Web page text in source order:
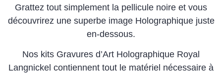
Grattez tout simplement la pellicule noire et vous
découvrirez une superbe image Holographique juste
en-dessous.
Nos kits Gravures d’Art Holographique Royal
Langnickel contiennent tout le matériel nécessaire à